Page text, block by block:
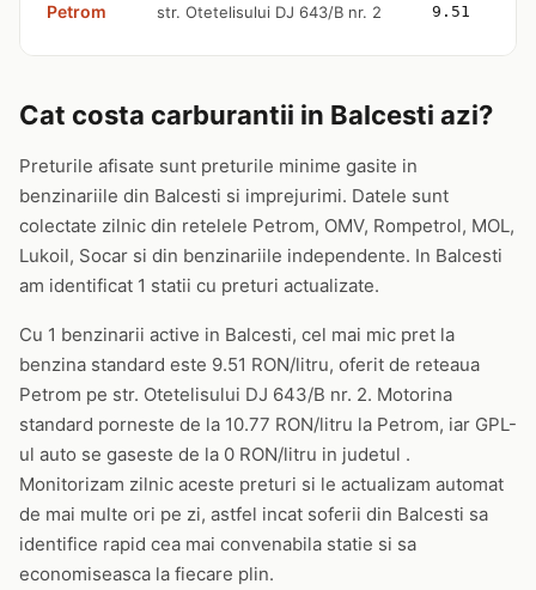
Petrom str. Otetelisului DJ 643/B nr. 2 9.51
Cat costa carburantii in Balcesti azi?
Preturile afisate sunt preturile minime gasite in
benzinariile din Balcesti si imprejurimi. Datele sunt
colectate zilnic din retelele Petrom, OMV, Rompetrol, MOL,
Lukoil, Socar si din benzinariile independente. In Balcesti
am identificat 1 statii cu preturi actualizate.
Cu 1 benzinarii active in Balcesti, cel mai mic pret la
benzina standard este 9.51 RON/litru, oferit de reteaua
Petrom pe str. Otetelisului DJ 643/B nr. 2. Motorina
standard porneste de la 10.77 RON/litru la Petrom, iar GPL-
ul auto se gaseste de la 0 RON/litru in judetul .
Monitorizam zilnic aceste preturi si le actualizam automat
de mai multe ori pe zi, astfel incat soferii din Balcesti sa
identifice rapid cea mai convenabila statie si sa
economiseasca la fiecare plin.